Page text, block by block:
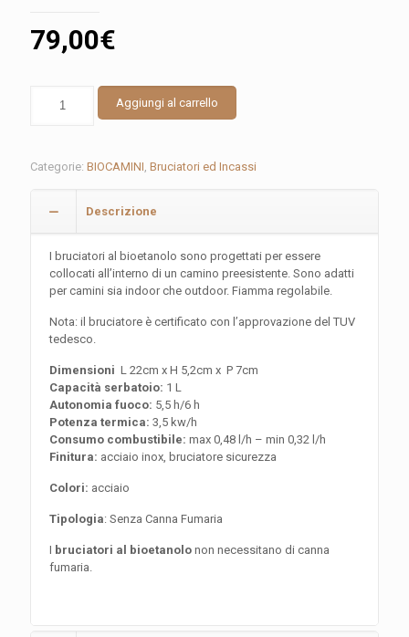
79,00€
Aggiungi al carrello
Categorie: BIOCAMINI Bruciatori ed Incassi
Descrizione
I bruciatori al bioetanolo sono progettati per essere
collocati all’interno di un camino preesistente. Sono adatti
per camini sia indoor che outdoor. Fiamma regolabile.
Nota: il bruciatore è certificato con l’approvazione del TUV
tedesco.
Dimensioni L 22cm x H 5,2cm x P 7cm
Capacità serbatoio: 1 L
Autonomia fuoco: 5,5 h/6 h
Potenza termica: 3,5 kw/h
Consumo combustibile: max 0,48 l/h – min 0,32 l/h
Finitura: acciaio inox, bruciatore sicurezza
Colori: acciaio
Tipologia: Senza Canna Fumaria
I bruciatori al bioetanolo non necessitano di canna
fumaria.